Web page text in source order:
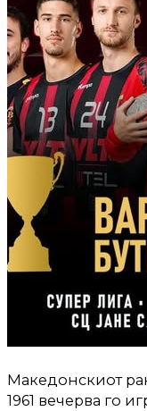
Македонскиот
1961 вечерва го